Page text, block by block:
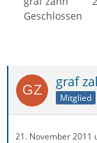
Geschlossen
graf
Mitglied
21. November 2011